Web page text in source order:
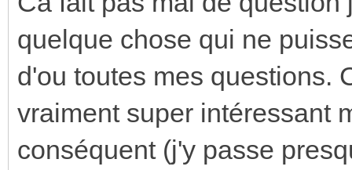
quelque chose qui ne
d'ou toutes mes questions.
vraiment super intéressant
conséquent (j'y passe